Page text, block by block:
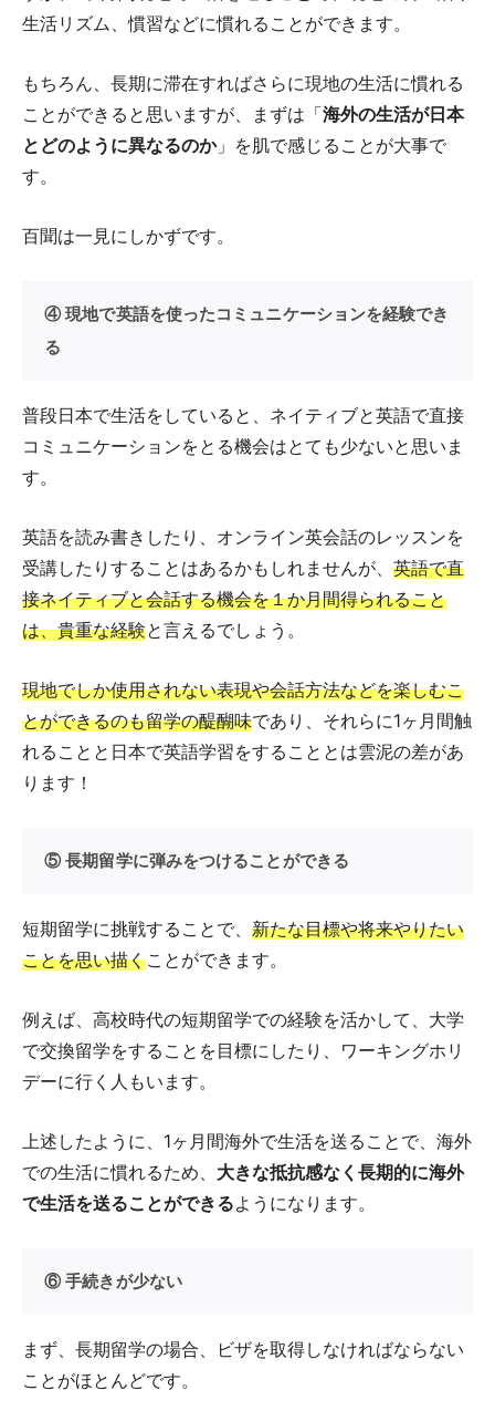
生活リズム、慣習などに慣れることができます。
もちろん、長期に滞在すればさらに現地の生活に慣れる
ことができると思いますが、まずは「海外の生活が日本
とどのように異なるのか」を肌で感じることが大事で
す。
百聞は一見にしかずです。
④ 現地で英語を使ったコミュニケーションを経験でき
る
普段日本で生活をしていると、ネイティブと英語で直接
コミュニケーションをとる機会はとても少ないと思いま
す。
英語を読み書きしたり、オンライン英会話のレッスンを
受講したりすることはあるかもしれませんが、 英語で直
接ネイティブと会話する機会を１か月間得られること
は、貴重な経験と言えるでしょう。
現地でしか使用されない表現や会話方法などを楽しむこ
とができるのも留学の醍醐味であり、それらに1ヶ月間触
れることと日本で英語学習をすることとは雲泥の差があ
ります！
⑤ 長期留学に弾みをつけることができる
短期留学に挑戦することで、 新たな目標や将来やりたい
ことを思い描くことができます。
例えば、高校時代の短期留学での経験を活かして、大学
で交換留学をすることを目標にしたり、ワーキングホリ
デーに行く人もいます。
上述したように、1ヶ月間海外で生活を送ることで、海外
での生活に慣れるため、 大きな抵抗感なく長期的に海外
で生活を送ることができるようになります。
⑥ 手続きが少ない
まず、長期留学の場合、ビザを取得しなければならない
ことがほとんどです。